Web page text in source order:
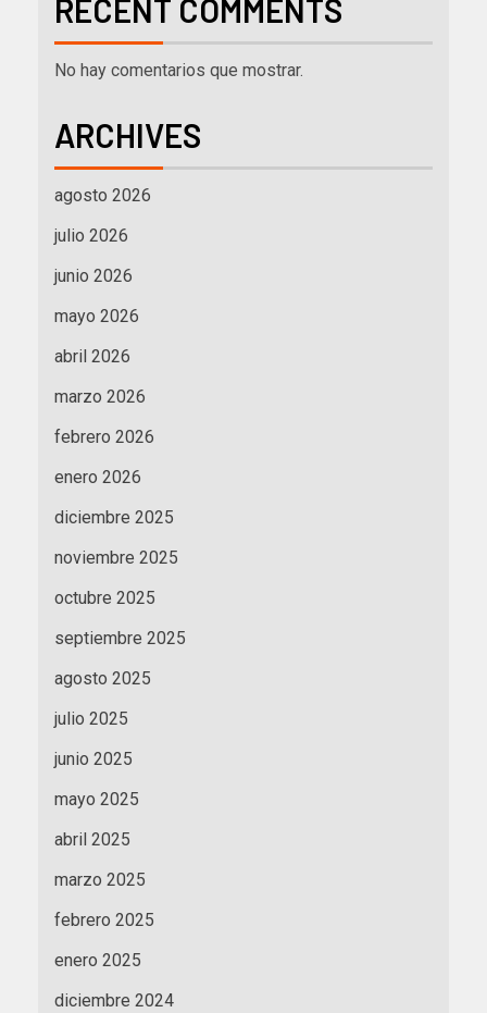
RECENT COMMENTS
No hay comentarios que mostrar.
ARCHIVES
agosto 2026
julio 2026
junio 2026
mayo 2026
abril 2026
marzo 2026
febrero 2026
enero 2026
diciembre 2025
noviembre 2025
octubre 2025
septiembre 2025
agosto 2025
julio 2025
junio 2025
mayo 2025
abril 2025
marzo 2025
febrero 2025
enero 2025
diciembre 2024